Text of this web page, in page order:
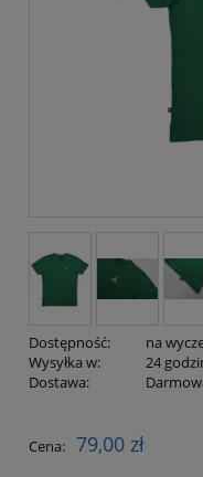
Dostępność:
na
Wysyłka w:
24
Dostawa:
Cena nie zawiera
Cena: 79,00 zł